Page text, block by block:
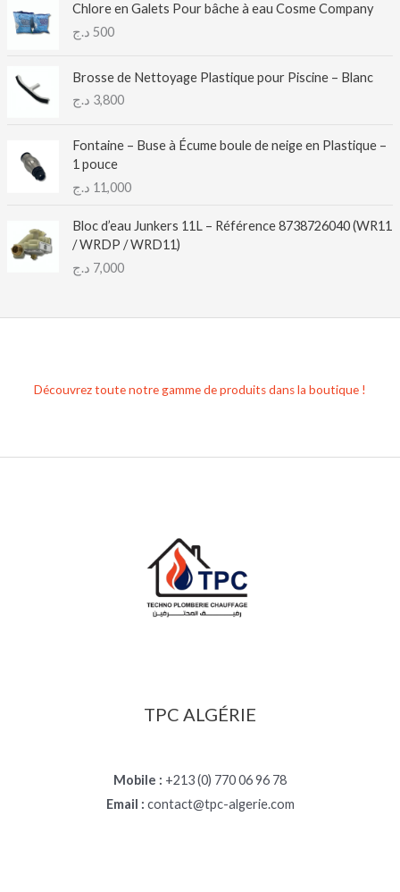
Chlore en Galets Pour bâche à eau Cosme Company
500 د.ج
Brosse de Nettoyage Plastique pour Piscine – Blanc
3,800 د.ج
Fontaine – Buse à Écume boule de neige en Plastique –
1 pouce
11,000 د.ج
Bloc d’eau Junkers 11L – Référence 8738726040 (WR11
/ WRDP / WRD11)
7,000 د.ج
Découvrez toute notre gamme de produits dans la boutique !
TPC ALGÉRIE
Mobile : +213 (0) 770 06 96 78
Email : contact@tpc-algerie.com